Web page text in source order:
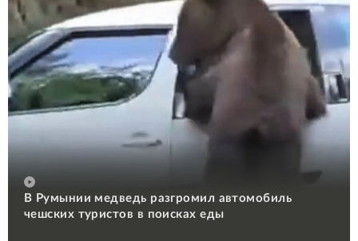
В Румынии медведь разгромил автомобиль
чешских туристов в поисках еды